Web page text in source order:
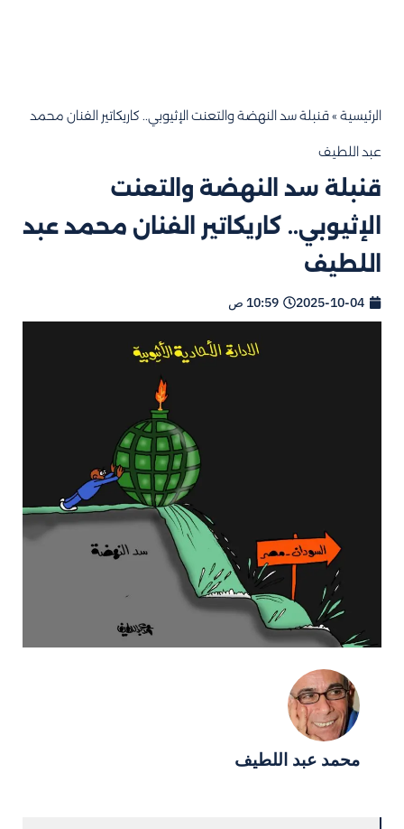
الرئيسية »قنبلة سد النهضة والتعنت الإثيوبي.. كاريكاتير الفنان محمد
عبد اللطيف
قنبلة سد النهضة والتعنت
الإثيوبي.. كاريكاتير الفنان محمد عبد
اللطيف
2025-10-04 10:59 ص
محمد عبد اللطيف